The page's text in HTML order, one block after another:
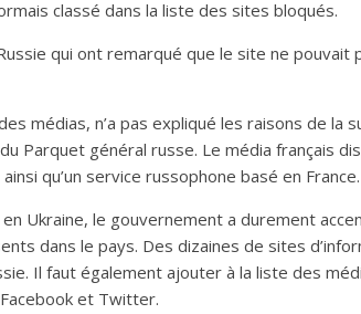
classé dans la liste des sites bloqués.
qui ont remarqué que le site ne
médias, n’a pas expliqué les raisons de la
Parquet général russe. Le média français
qu’un service russophone basé en France.
Ukraine, le gouvernement a durement
dans le pays. Des dizaines de sites
Il faut également ajouter à la liste des
et Twitter.